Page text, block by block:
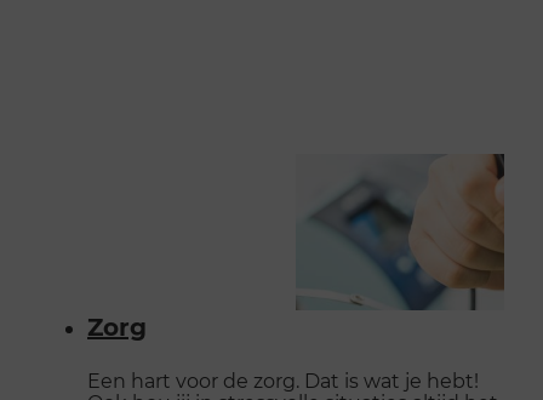
Zorg
Een hart voor de zorg. Dat is wat je hebt!